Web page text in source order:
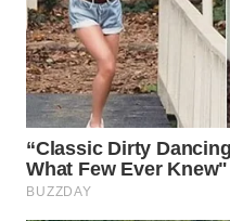
LKKI
KOPEKLIN
PORTAL
KONSUMEN